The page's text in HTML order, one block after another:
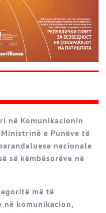
në Komunikacionin
e Punëve të
nacionale
së këmbësorëve në
më të
në komunikacion,